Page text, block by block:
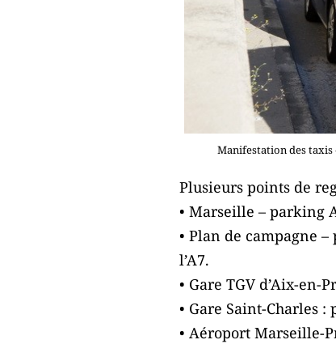
Manifestation des taxis
Plusieurs points de
• Marseille – parking
• Plan de campagne
l’A7.
• Gare TGV d’Aix-
• Gare Saint-Charles
• Aéroport Marseille-